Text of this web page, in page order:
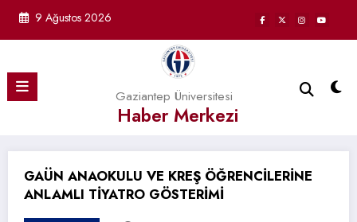
9 Ağustos 2026
Gaziantep Üniversitesi
Haber Merkezi
GAÜN ANAOKULU VE KREŞ ÖĞRENCİLERİNE
ANLAMLI TİYATRO GÖSTERİMİ